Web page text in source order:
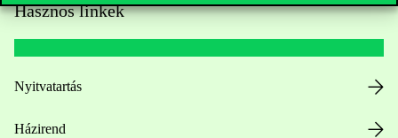
Hasznos linkek
Nyitvatartás
Házirend